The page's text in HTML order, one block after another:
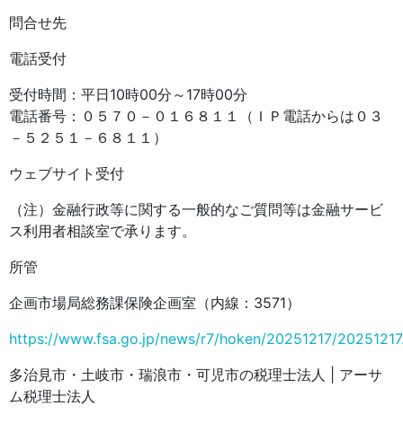
問合せ先
電話受付
受付時間：平日10時00分～17時00分
電話番号：０５７０－０１６８１１（ＩＰ電話からは０３
－５２５１－６８１１）
ウェブサイト受付
（注）金融行政等に関する一般的なご質問等は金融サービ
ス利用者相談室で承ります。
所管
企画市場局総務課保険企画室（内線：3571）
https://www.fsa.go.jp/news/r7/hoken/20251217/
多治見市・土岐市・瑞浪市・可児市の税理士法人 | アーサ
ム税理士法人